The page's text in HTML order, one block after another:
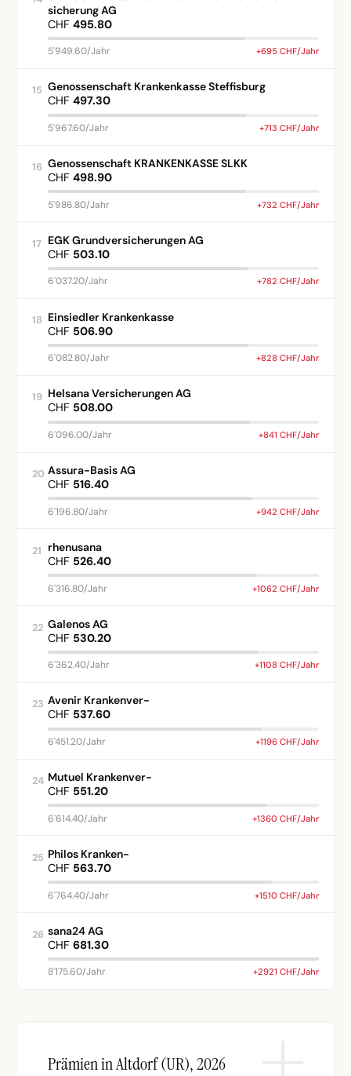
sicherung AG
CHF 495.80
5'949.60/Jahr +695 CHF/Jahr
15 Genossenschaft Krankenkasse Steffisburg
CHF 497.30
5'967.60/Jahr +713 CHF/Jahr
16 Genossenschaft KRANKENKASSE SLKK
CHF 498.90
5'986.80/Jahr +732 CHF/Jahr
17 EGK Grundversicherungen AG
CHF 503.10
6'037.20/Jahr +782 CHF/Jahr
18 Einsiedler Krankenkasse
CHF 506.90
6'082.80/Jahr +828 CHF/Jahr
19 Helsana Versicherungen AG
CHF 508.00
6'096.00/Jahr +841 CHF/Jahr
20 Assura-Basis AG
CHF 516.40
6'196.80/Jahr +942 CHF/Jahr
21 rhenusana
CHF 526.40
6'316.80/Jahr +1062 CHF/Jahr
22 Galenos AG
CHF 530.20
6'362.40/Jahr +1108 CHF/Jahr
23 Avenir Krankenver-
CHF 537.60
6'451.20/Jahr +1196 CHF/Jahr
24 Mutuel Krankenver-
CHF 551.20
6'614.40/Jahr +1360 CHF/Jahr
25 Philos Kranken-
CHF 563.70
6'764.40/Jahr +1510 CHF/Jahr
26 sana24 AG
CHF 681.30
8'175.60/Jahr +2921 CHF/Jahr
Prämien in Altdorf (UR), 2026